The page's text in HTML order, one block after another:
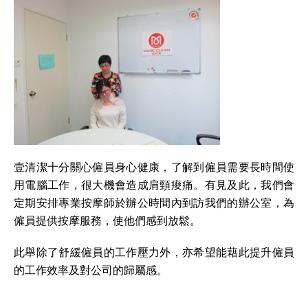
壹清潔十分關心僱員身心健康，了解到僱員需要長時間使
用電腦工作，很大機會造成肩頸痠痛。有見及此，我們會
定期安排專業按摩師於辦公時間內到訪我們的辦公室，為
僱員提供按摩服務，使他們感到放鬆。
此舉除了舒緩僱員的工作壓力外，亦希望能藉此提升僱員
的工作效率及對公司的歸屬感。